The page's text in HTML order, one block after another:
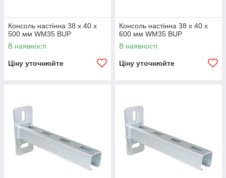
Консоль настінна 38 х 40 х
500 мм WM35 BUP
В наявності
Ціну уточнюйте
Консоль настінна 38 х 40 х
600 мм WM35 BUP
В наявності
Ціну уточнюйте